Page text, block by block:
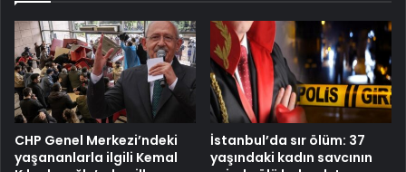
CHP Genel Merkezi’ndeki
yaşananlarla ilgili Kemal
İstanbul’da sır ölüm: 37
yaşındaki kadın savcının